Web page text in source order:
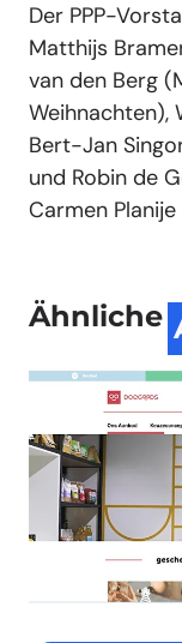
Der PPP-
Matthijs
van den Berg
Weihnachten),
Bert-Jan
und Robin de
Carmen
Ähnliche